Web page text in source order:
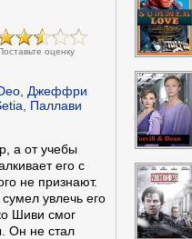
оценку
Джеффри
Паллави
а от учебы
его с
не признают.
увлечь его
Шиви смог
Он не стал